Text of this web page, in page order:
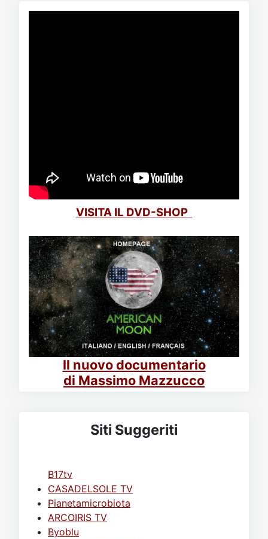
VISITA IL DVD-SHOP
Il nuovo documentario
di Massimo Mazzucco
Siti Suggeriti
B17tv
CASADELSOLE TV
Pianetamicrobiota
ARCOIRIS TV
Byoblu